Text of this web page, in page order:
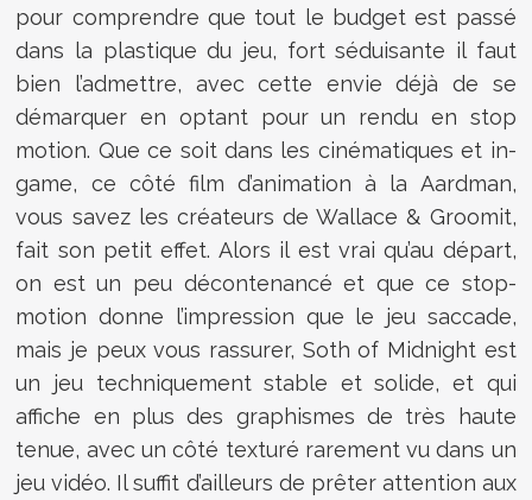
pour comprendre que tout le budget est passé
dans la plastique du jeu, fort séduisante il faut
bien l’admettre, avec cette envie déjà de se
démarquer en optant pour un rendu en stop
motion. Que ce soit dans les cinématiques et in-
game, ce côté film d’animation à la Aardman,
vous savez les créateurs de Wallace & Groomit,
fait son petit effet. Alors il est vrai qu’au départ,
on est un peu décontenancé et que ce stop-
motion donne l’impression que le jeu saccade,
mais je peux vous rassurer, Soth of Midnight est
un jeu techniquement stable et solide, et qui
affiche en plus des graphismes de très haute
tenue, avec un côté texturé rarement vu dans un
jeu vidéo. Il suffit d’ailleurs de prêter attention aux